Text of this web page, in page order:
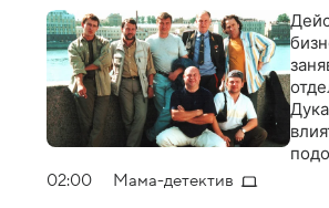
02:00 Мама-детектив